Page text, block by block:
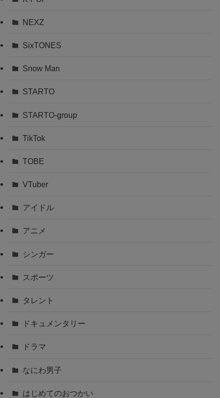
NEXZ
SixTONES
Snow Man
STARTO
STARTO-group
TikTok
TOBE
VTuber
アイドル
アニメ
シンガー
スポーツ
タレント
ドキュメンタリー
ドラマ
なにわ男子
はじめてのおつかい